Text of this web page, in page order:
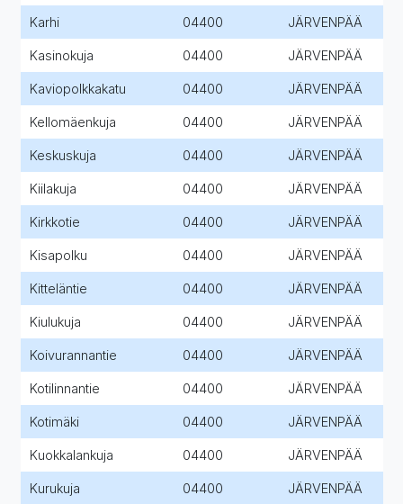
Karhi 04400 JÄRVENPÄÄ
Kasinokuja 04400 JÄRVENPÄÄ
Kaviopolkkakatu 04400 JÄRVENPÄÄ
Kellomäenkuja 04400 JÄRVENPÄÄ
Keskuskuja 04400 JÄRVENPÄÄ
Kiilakuja 04400 JÄRVENPÄÄ
Kirkkotie 04400 JÄRVENPÄÄ
Kisapolku 04400 JÄRVENPÄÄ
Kitteläntie 04400 JÄRVENPÄÄ
Kiulukuja 04400 JÄRVENPÄÄ
Koivurannantie 04400 JÄRVENPÄÄ
Kotilinnantie 04400 JÄRVENPÄÄ
Kotimäki 04400 JÄRVENPÄÄ
Kuokkalankuja 04400 JÄRVENPÄÄ
Kurukuja 04400 JÄRVENPÄÄ